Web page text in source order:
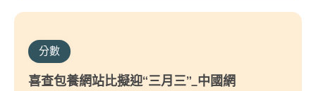
分數
喜查包養網站比擬迎“三月三”_中國網